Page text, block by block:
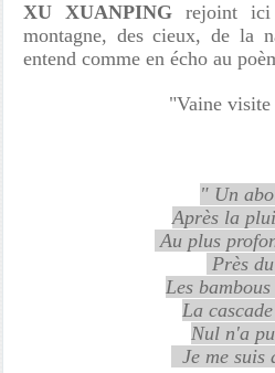
XU XUANPINGrejoint ici
montagne, des cieux, de la
entend comme en écho au
"Vaine
" Un
Après la
Au plus
Près
Les
La
Nul n'a
Je me suis